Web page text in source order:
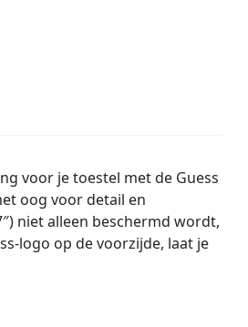
voor je toestel met de Guess
oog voor detail en
niet alleen beschermd wordt,
logo op de voorzijde, laat je